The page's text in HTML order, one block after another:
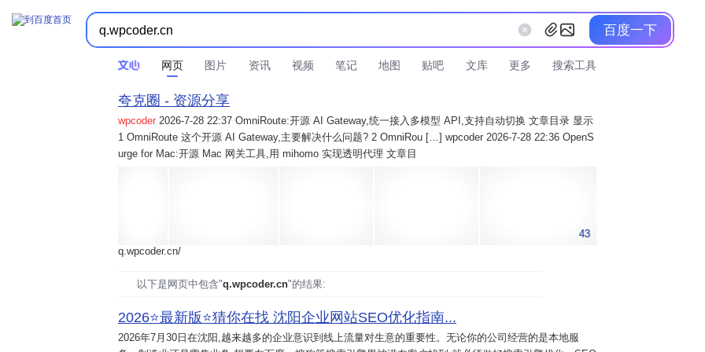
百度一下
网页 图片 资讯 视频 笔记 地图 贴吧 文库 更多 搜索工具
夸克圈 - 资源分享
wpcoder 2026-7-28 22:37 OmniRoute:开源 AI Gateway,统一接入多模型 API,支持自动切换 文章目录 显示
1 OmniRoute 这个开源 AI Gateway,主要解决什么问题? 2 OmniRou […] wpcoder 2026-7-28 22:36 OpenS
urge for Mac:开源 Mac 网关工具,用 mihomo 实现透明代理 文章目
43
q.wpcoder.cn/
以下是网页中包含"q.wpcoder.cn"的结果:
2026⭐️最新版⭐️猜你在找 沈阳企业网站SEO优化指南...
2026年7月30日在沈阳,越来越多的企业意识到线上流量对生意的重要性。无论你的公司经营的是本地服